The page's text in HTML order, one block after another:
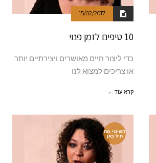
15/02/2017
10 טיפים לזמן פנוי
כדי ליצור חיים מאושרים ויצירתיים יותר
או צריכים למצוא לנו
קרא עוד ←
השינוי מת
חיל כאן